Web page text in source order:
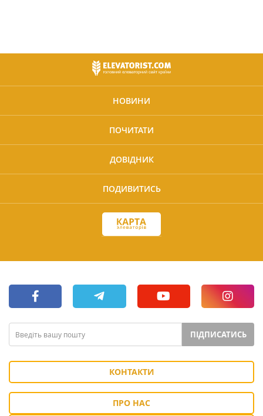
НОВИНИ
ПОЧИТАТИ
ДОВІДНИК
ПОДИВИТИСЬ
ПІДПИСАТИСЬ
КОНТАКТИ
ПРО НАС